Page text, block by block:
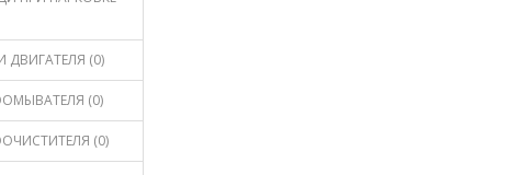
ДВИГАТЕЛЯ (0)
(0)
(0)